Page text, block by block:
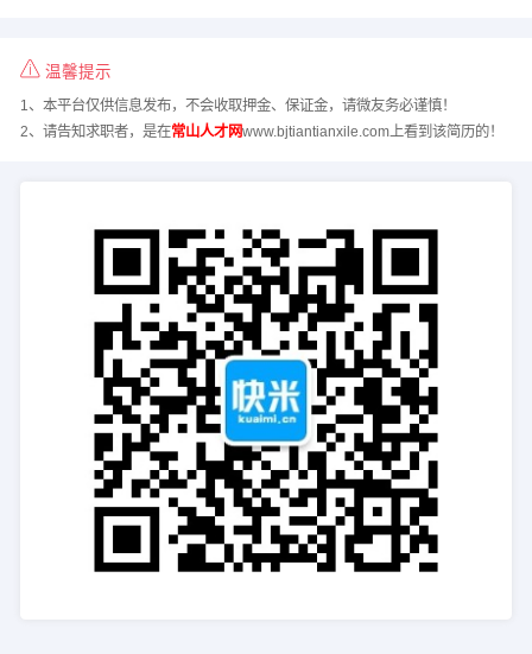
温馨提示
1、本平台仅供信息发布，不会收取押金、保证金，请微友务必谨慎！
2、请告知求职者，是在常山人才网www.bjtiantianxile.com上看到该简历的！